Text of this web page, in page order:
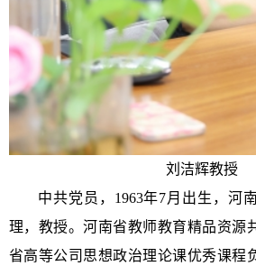
刘洁辉教授
中共党员，1963年7月出生，河
理，教授。河南省教师教育精品资源
省高等公司思想政治理论课优秀课程